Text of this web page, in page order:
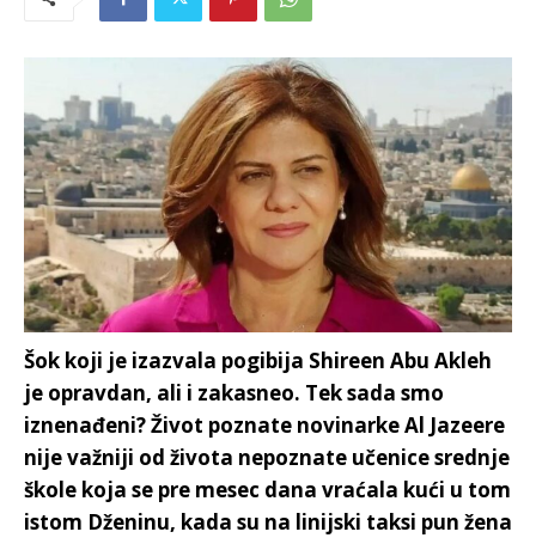
Šok koji je izazvala pogibija Shireen Abu Akleh
je opravdan, ali i zakasneo. Tek sada smo
iznenađeni? Život poznate novinarke Al Jazeere
nije važniji od života nepoznate učenice srednje
škole koja se pre mesec dana vraćala kući u tom
istom Dženinu, kada su na linijski taksi pun žena